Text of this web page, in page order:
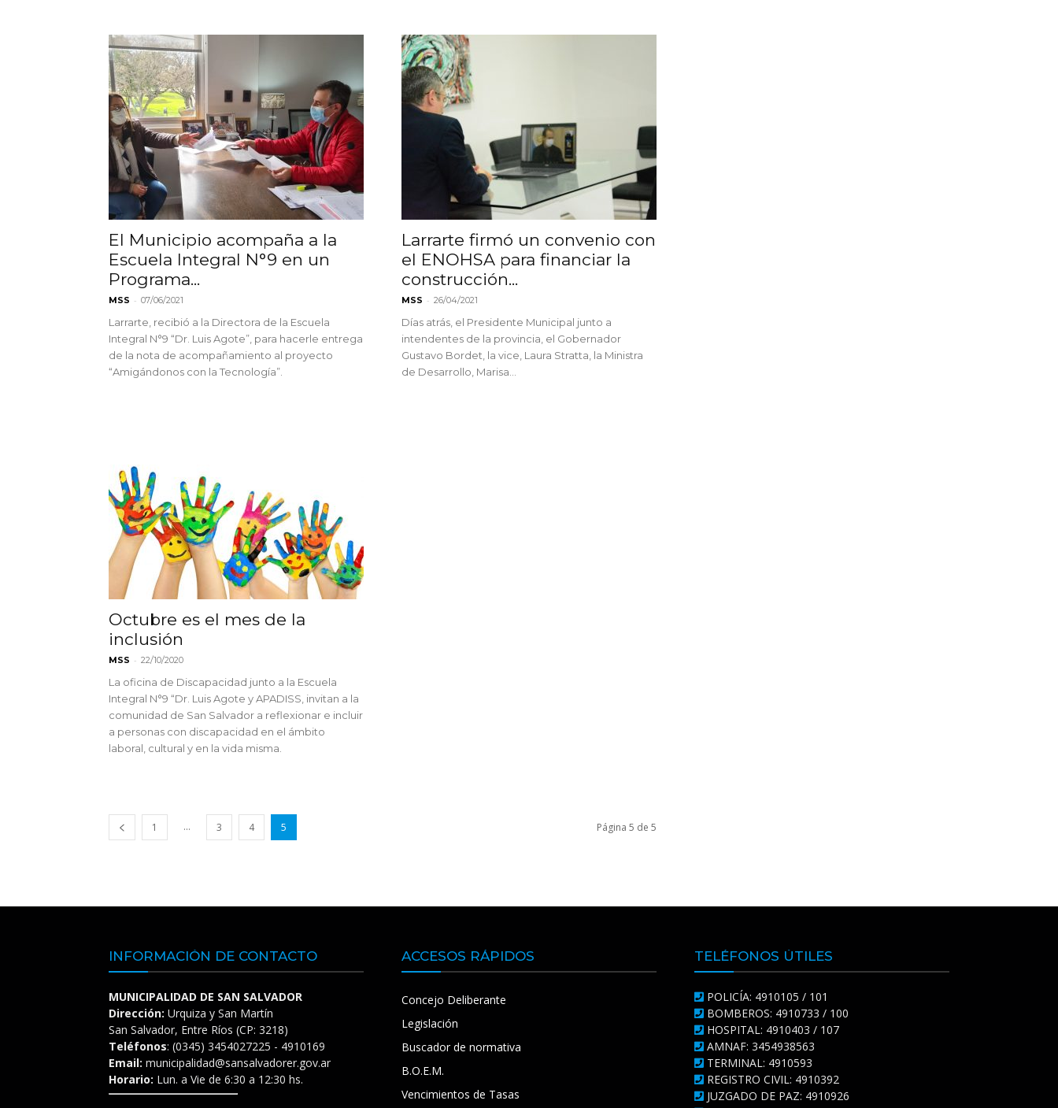
El Municipio acompaña a la
Escuela Integral N°9 en un
Programa...
MSS - 07/06/2021
Larrarte, recibió a la Directora de la Escuela
Integral N°9 “Dr. Luis Agote”, para hacerle entrega
de la nota de acompañamiento al proyecto
“Amigándonos con la Tecnología”.
Larrarte firmó un convenio con
el ENOHSA para financiar la
construcción...
MSS - 26/04/2021
Días atrás, el Presidente Municipal junto a
intendentes de la provincia, el Gobernador
Gustavo Bordet, la vice, Laura Stratta, la Ministra
de Desarrollo, Marisa...
Octubre es el mes de la
inclusión
MSS - 22/10/2020
La oficina de Discapacidad junto a la Escuela
Integral N°9 “Dr. Luis Agote y APADISS, invitan a la
comunidad de San Salvador a reflexionar e incluir
a personas con discapacidad en el ámbito
laboral, cultural y en la vida misma.
1 ... 3 4 5 Página 5 de 5
INFORMACIÓN DE CONTACTO
MUNICIPALIDAD DE SAN SALVADOR
Dirección: Urquiza y San Martín
San Salvador, Entre Ríos (CP: 3218)
Teléfonos: (0345) 3454027225 - 4910169
Email: municipalidad@sansalvadorer.gov.ar
Horario: Lun. a Vie de 6:30 a 12:30 hs.
ACCESOS RÁPIDOS
Concejo Deliberante
Legislación
Buscador de normativa
B.O.E.M.
Vencimientos de Tasas
TELÉFONOS ÚTILES
POLICÍA: 4910105 / 101
BOMBEROS: 4910733 / 100
HOSPITAL: 4910403 / 107
AMNAF: 3454938563
TERMINAL: 4910593
REGISTRO CIVIL: 4910392
JUZGADO DE PAZ: 4910926